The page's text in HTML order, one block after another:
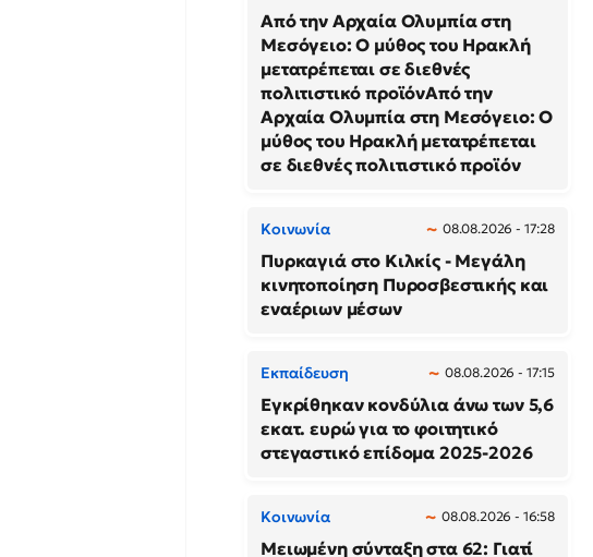
Από την Αρχαία Ολυμπία στη
Μεσόγειο: Ο μύθος του Ηρακλή
μετατρέπεται σε διεθνές
πολιτιστικό προϊόνΑπό την
Αρχαία Ολυμπία στη Μεσόγειο: Ο
μύθος του Ηρακλή μετατρέπεται
σε διεθνές πολιτιστικό προϊόν
Κοινωνία 08.08.2026 - 17:28
Πυρκαγιά στο Κιλκίς - Μεγάλη
κινητοποίηση Πυροσβεστικής και
εναέριων μέσων
Εκπαίδευση 08.08.2026 - 17:15
Εγκρίθηκαν κονδύλια άνω των 5,6
εκατ. ευρώ για το φοιτητικό
στεγαστικό επίδομα 2025-2026
Κοινωνία 08.08.2026 - 16:58
Μειωμένη σύνταξη στα 62: Γιατί